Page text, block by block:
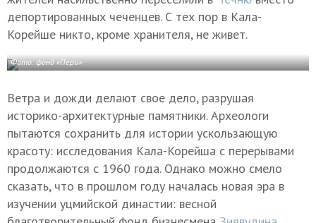
депортированных чеченцев. С тех пор в Кала-
Корейше никто, кроме хранителя, не живет.
Фото: фонд «Пери»
Ветра и дожди делают свое дело, разрушая
историко-архитектурные памятники. Археологи
пытаются сохранить для истории ускользающую
красоту: исследования Кала-Корейша с перерывами
продолжаются с 1960 года. Однако можно смело
сказать, что в прошлом году началась новая эра в
изучении уцмийской династии: весной